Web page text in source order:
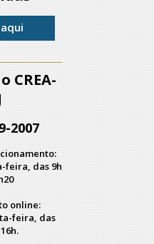
CREA-
2007
feira, das 9h
online:
feira, das